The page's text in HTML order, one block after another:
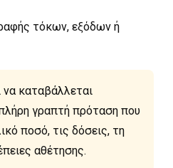
τόκων, εξόδων ή
να καταβάλλεται
γραπτή πρόταση που
ποσό, τις δόσεις, τη
αθέτησης.